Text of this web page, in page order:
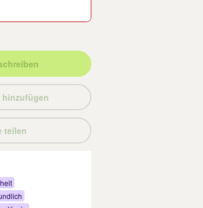
hinzufügen
teilen